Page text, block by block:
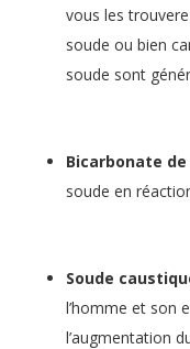
vous les
soude ou bien
soude sont
Bicarbonate de
soude en
Soude
l’homme et son
l’augmentation